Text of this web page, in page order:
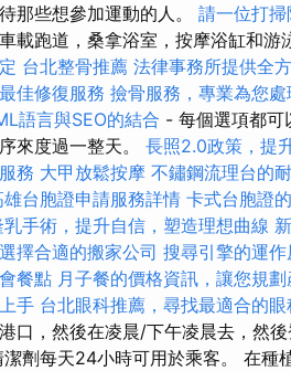
那些想參加運動的人。 請一位打
載跑道，桑拿浴室，按摩浴缸和游
台北整骨推薦 法律事務所提供全
佳修復服務 撿骨服務，專業為您
語言與SEO的結合 - 每個選項都可
來度過一整天。 長照2.0政策，提
務 大甲放鬆按摩 不鏽鋼流理台的
雄台胞證申請服務詳情 卡式台胞證
乳手術，提升自信，塑造理想曲線
擇合適的搬家公司 搜尋引擎的運作
餐點 月子餐的價格資訊，讓您規
手 台北眼科推薦，尋找最適合的眼
口，然後在凌晨/下午凌晨去，然
潔劑每天24小時可用於乘客。 在種